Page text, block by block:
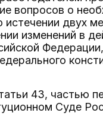
вопросов о
двух
изменений в
43, частью
Суде